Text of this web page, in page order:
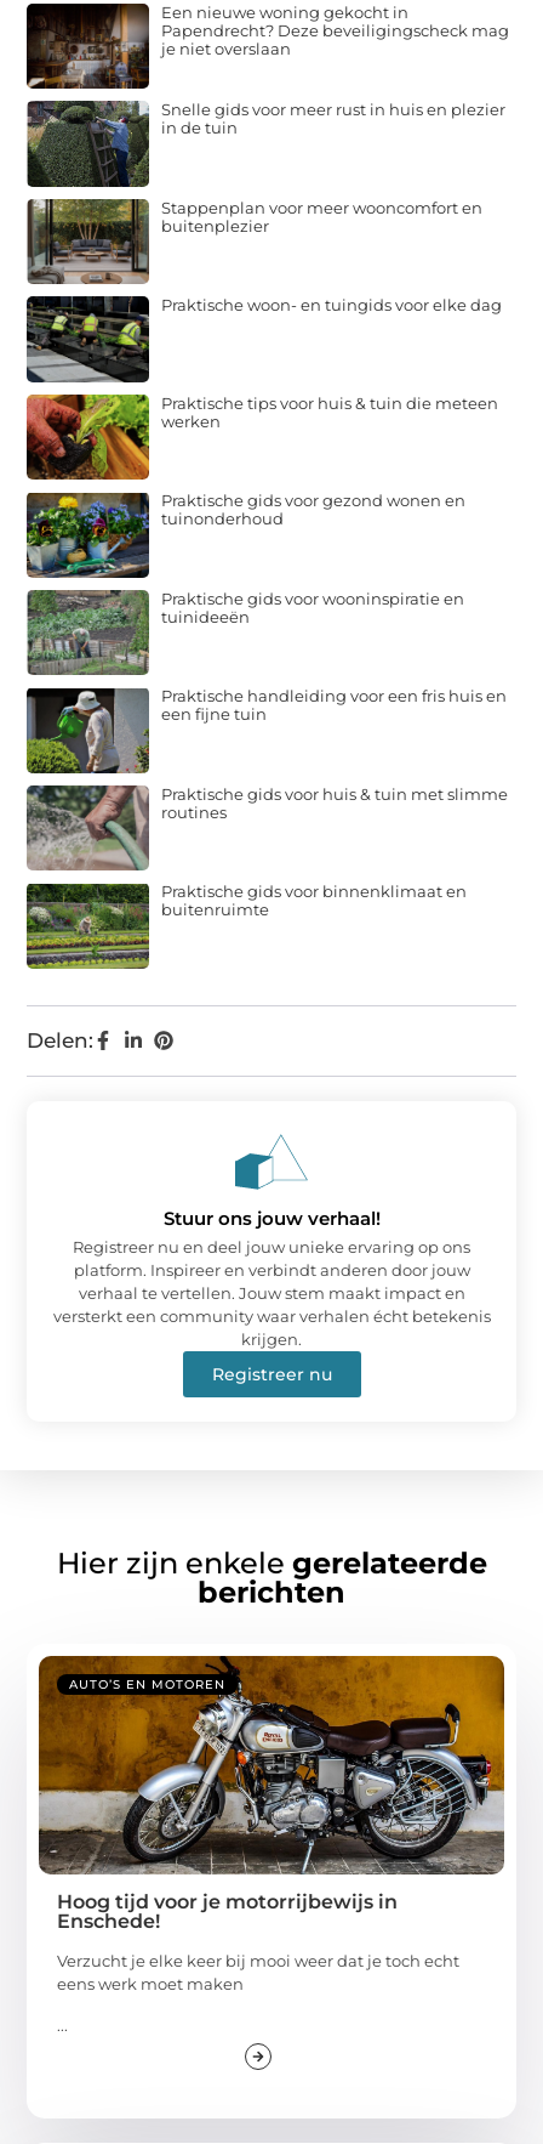
Delen:
Een nieuwe woning gekocht in
Papendrecht? Deze beveiligingscheck mag
je niet overslaan
Snelle gids voor meer rust in huis en plezier
in de tuin
Stappenplan voor meer wooncomfort en
buitenplezier
Praktische woon- en tuingids voor elke dag
Praktische tips voor huis & tuin die meteen
werken
Praktische gids voor gezond wonen en
tuinonderhoud
Praktische gids voor wooninspiratie en
tuinideeën
Praktische handleiding voor een fris huis en
een fijne tuin
Praktische gids voor huis & tuin met slimme
routines
Praktische gids voor binnenklimaat en
buitenruimte
Stuur ons jouw verhaal!
Registreer nu en deel jouw unieke ervaring op ons
platform. Inspireer en verbindt anderen door jouw
verhaal te vertellen. Jouw stem maakt impact en
versterkt een community waar verhalen écht betekenis
krijgen.
Registreer nu
Hier zijn enkele gerelateerde
berichten
AUTO’S EN MOTOREN
Hoog tijd voor je motorrijbewijs in
Enschede!
Verzucht je elke keer bij mooi weer dat je toch echt
eens werk moet maken
...